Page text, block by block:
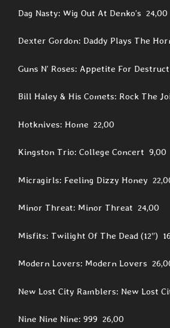
Dag Nasty: Wig Out At Denko’s 24,00
Dexter Gordon: Daddy Plays The
Guns N’ Roses: Appetite For
Bill Haley & His Comets: Rock The
Hotknives: Home 22,00
Kingston Trio: College Concert 9,00
Micragirls: Feeling Dizzy Honey
Minor Threat: Minor Threat 24,00
Misfits: Twilight Of The Dead (12″)
Modern Lovers: Modern Lovers
New Lost City Ramblers: New Lost
Nine Nine Nine: 999 26,00